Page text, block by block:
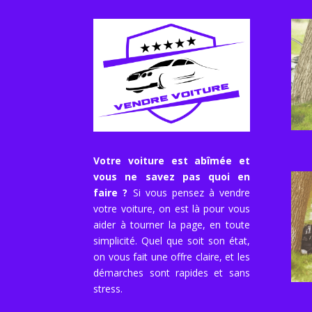
Votre voiture est abîmée et
vous ne savez pas quoi en
faire ? Si vous pensez à vendre
votre voiture, on est là pour vous
aider à tourner la page, en toute
simplicité. Quel que soit son état,
on vous fait une offre claire, et les
démarches sont rapides et sans
stress.